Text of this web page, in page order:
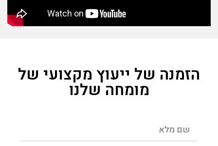
הזמנה של ייעוץ מקצועי של
מומחה שלנו